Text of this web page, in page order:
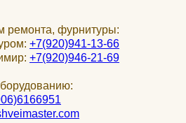
ремонта, фурнитуры:
+7(920)941-13-66
+7(920)946-21-69